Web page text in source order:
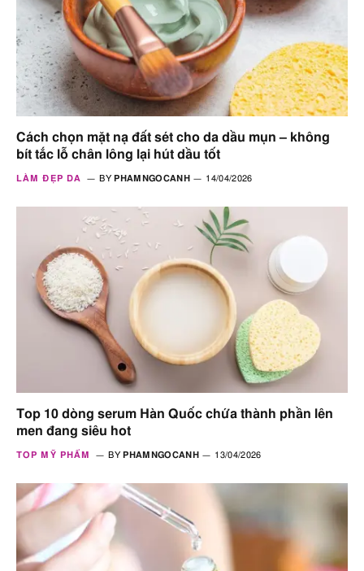
Cách chọn mặt nạ đất sét cho da dầu mụn – không
bít tắc lỗ chân lông lại hút dầu tốt
LÀM ĐẸP DA BY PHAMNGOCANH 14/04/2026
Top 10 dòng serum Hàn Quốc chứa thành phần lên
men đang siêu hot
TOP MỸ PHẨM BY PHAMNGOCANH 13/04/2026